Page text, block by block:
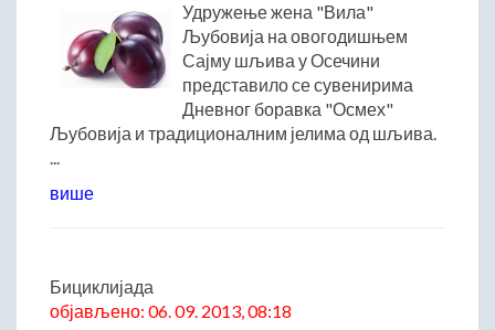
Црква Светог Преображења
Црква Св. апостола Петра и Павла
Црква брвнара у Доњој Оровици
Установе од јавног значаја
АКТИ
Удружење жена "Вила"
Љубовија на овогодишњем
Сајму шљива у Осечини
представило се сувенирима
Дневног боравка "Осмех"
Љубовија и традиционалним јелима од шљива.
...
више
Бициклијада
објављено: 06. 09. 2013, 08:18